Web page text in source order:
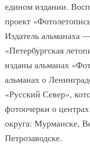
едином издании.
проект
Издатель
«Петербургская
изданы альманах
альманах о
«Русский Север»,
фотоочерки о
округа: Мурман­ске,
Петрозаводске.